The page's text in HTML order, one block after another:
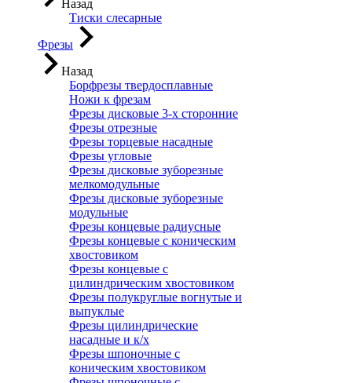
Назад
Тиски слесарные
Фрезы
Назад
Борфрезы твердосплавные
Ножи к фрезам
Фрезы дисковые 3-х сторонние
Фрезы отрезные
Фрезы торцевые насадные
Фрезы угловые
Фрезы дисковые зуборезные
мелкомодульные
Фрезы дисковые зуборезные
модульные
Фрезы концевые радиусные
Фрезы концевые с коническим
хвостовиком
Фрезы концевые с
цилиндрическим хвостовиком
Фрезы полукруглые вогнутые и
выпуклые
Фрезы цилиндрические
насадные и к/х
Фрезы шпоночные с
коническим хвостовиком